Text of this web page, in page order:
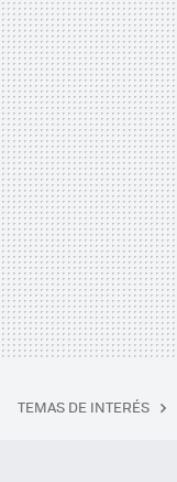
TEMAS DE INTERÉS